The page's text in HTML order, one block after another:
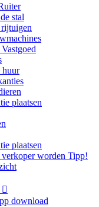
stal
huur
plaatsen
plaatsen
worden Tipp!

download